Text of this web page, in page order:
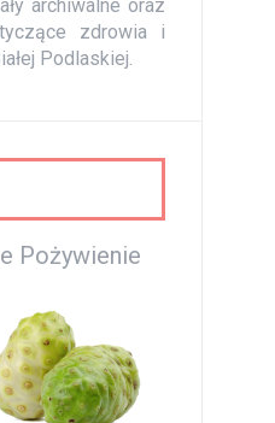
archiwalne oraz
zdrowia i
Podlaskiej.
Pożywienie